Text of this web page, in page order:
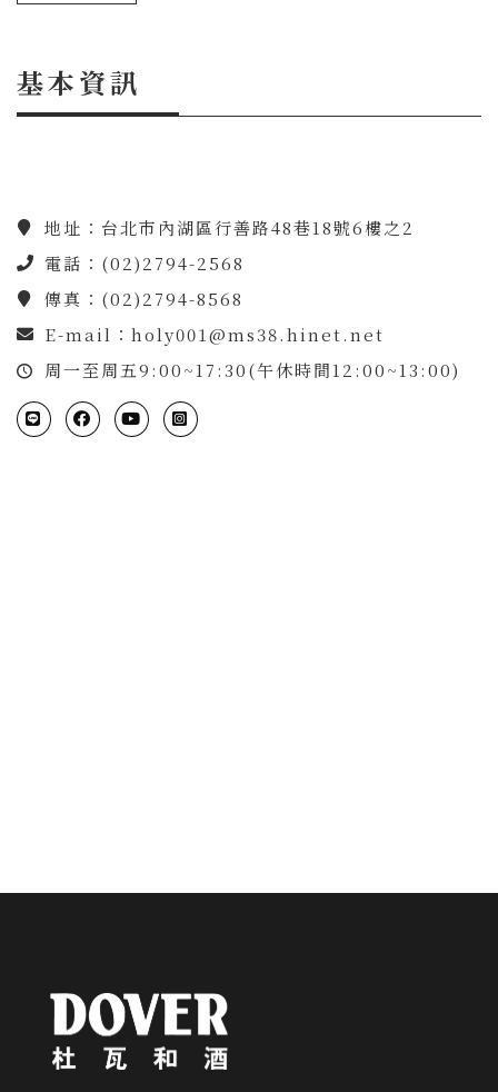
基本資訊
地址：台北市內湖區行善路48巷18號6樓之2
電話：(02)2794-2568
傳真：(02)2794-8568
E-mail： holy001@ms38.hinet.net
周一至周五9:00~17:30(午休時間12:00~13:00)